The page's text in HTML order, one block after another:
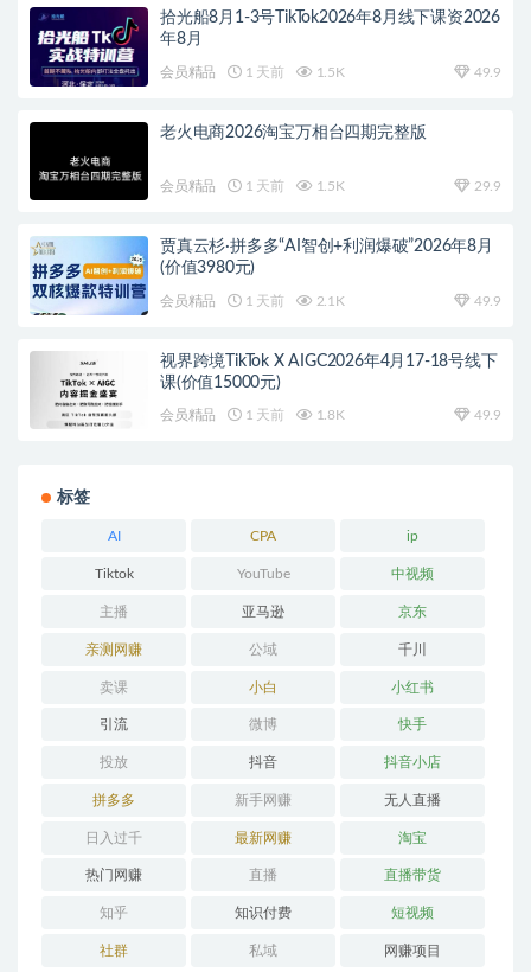
拾光船8月1-3号TikTok2026年8月线下课资2026
年8月
会员精品 1 天前 1.5K 49.9
老火电商2026淘宝万相台四期完整版
会员精品 1 天前 1.5K 29.9
贾真云杉·拼多多“AI智创+利润爆破”2026年8月
(价值3980元)
会员精品 1 天前 2.1K 49.9
视界跨境TikTok X AIGC2026年4月17-18号线下
课(价值15000元)
会员精品 1 天前 1.8K 49.9
标签
AI CPA ip
Tiktok YouTube 中视频
主播 亚马逊 京东
亲测网赚 公域 千川
卖课 小白 小红书
引流 微博 快手
投放 抖音 抖音小店
拼多多 新手网赚 无人直播
日入过千 最新网赚 淘宝
热门网赚 直播 直播带货
知乎 知识付费 短视频
社群 私域 网赚项目